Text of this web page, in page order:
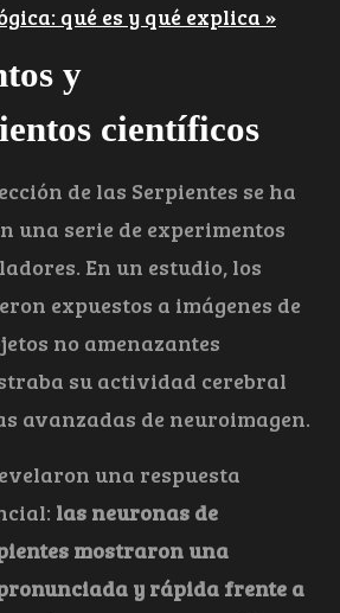
qué es y qué explica »
y
científicos
de las Serpientes se ha
una serie de experimentos
En un estudio, los
expuestos a imágenes de
no amenazantes
su actividad cerebral
avanzadas de neuroimagen.
una respuesta
las neuronas de
mostraron una
y rápida frente a